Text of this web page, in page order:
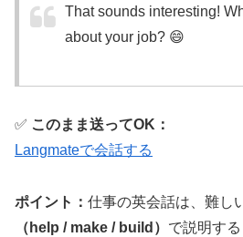
That sounds interesting!
about your job? 😄
✅ このまま送ってOK：
Langmateで会話する
ポイント： 仕事の英会話は、難し
（help / make / build） で説明する